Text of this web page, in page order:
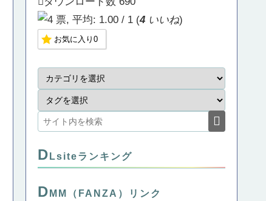
(4いいね)
お気に入り0
D Lsiteランキング
D MM（FANZA）リンク